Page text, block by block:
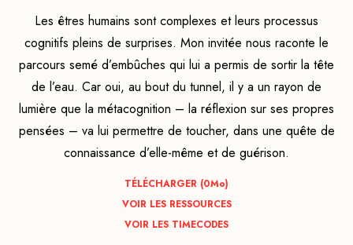
Les êtres humains sont complexes et leurs processus
cognitifs pleins de surprises. Mon invitée nous raconte le
parcours semé d’embûches qui lui a permis de sortir la tête
de l’eau. Car oui, au bout du tunnel, il y a un rayon de
lumière que la métacognition – la réflexion sur ses propres
pensées – va lui permettre de toucher, dans une quête de
connaissance d’elle-même et de guérison.
TÉLÉCHARGER (0Mo)
VOIR LES RESSOURCES
VOIR LES TIMECODES